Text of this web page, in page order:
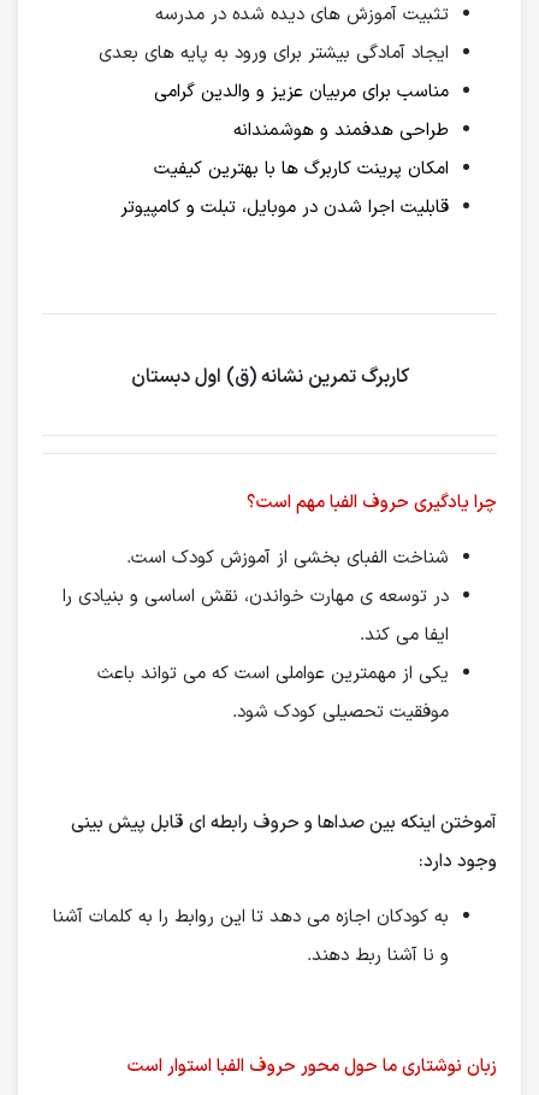
تثبیت آموزش های دیده شده در مدرسه
ایجاد آمادگی بیشتر برای ورود به پایه های بعدی
مناسب برای مربیان عزیز و والدین گرامی
طراحی هدفمند و هوشمندانه
امکان پرینت کاربرگ ها با بهترین کیفیت
قابلیت اجرا شدن در موبایل، تبلت و کامپیوتر
کاربرگ تمرین نشانه (ق) اول دبستان
چرا یادگیری حروف الفبا مهم است؟
شناخت الفبای بخشی از آموزش کودک است.
در توسعه ی مهارت خواندن، نقش اساسی و بنیادی را
ایفا می کند.
یکی از مهمترین عواملی است که می تواند باعث
موفقیت تحصیلی کودک شود.
آموختن اینكه بین صداها و حروف رابطه ای قابل پیش بینی
وجود دارد:
به كودكان اجازه می دهد تا این روابط را به كلمات آشنا
و نا آشنا ربط دهند.
زبان نوشتاری ما حول محور حروف الفبا استوار است